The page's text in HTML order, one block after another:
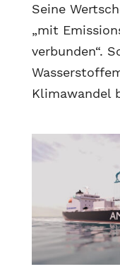
Seine
„mit
verbunden“.
Klimawandel